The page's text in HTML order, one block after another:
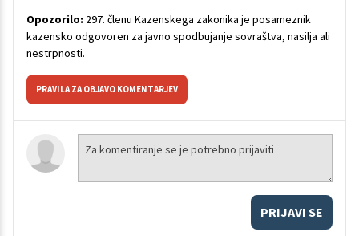
Opozorilo: 297. členu Kazenskega zakonika je posameznik
kazensko odgovoren za javno spodbujanje sovraštva, nasilja ali
nestrpnosti.
PRAVILA ZA OBJAVO KOMENTARJEV
PRIJAVI SE